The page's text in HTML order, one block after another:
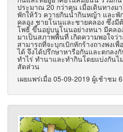
ประมาณ 20 กว่าคน เมื่อเดินทางม
พักให้วัว ควายกินน้ำกินหญ้า และพั
คลอง ชายโนนและชายคลอง ซึ่งมี
โพธิ์ ขึ้นอยู่บนโนนอย่างหนา มีคล
มาเป็นสภาพพื้นที่ เกิดความพอใจว่
สามารถที่จะบุกเบิกหักร้างถางพงเ
ได้ จึงได้ปรึกษาหารือกันและตกลง
ทำไร่ ทำนาและทำกินโดยแบ่งกันไ
สัดส่วน
เผยแพร่เมื่อ 05-09-2019 ผู้เช้าชม